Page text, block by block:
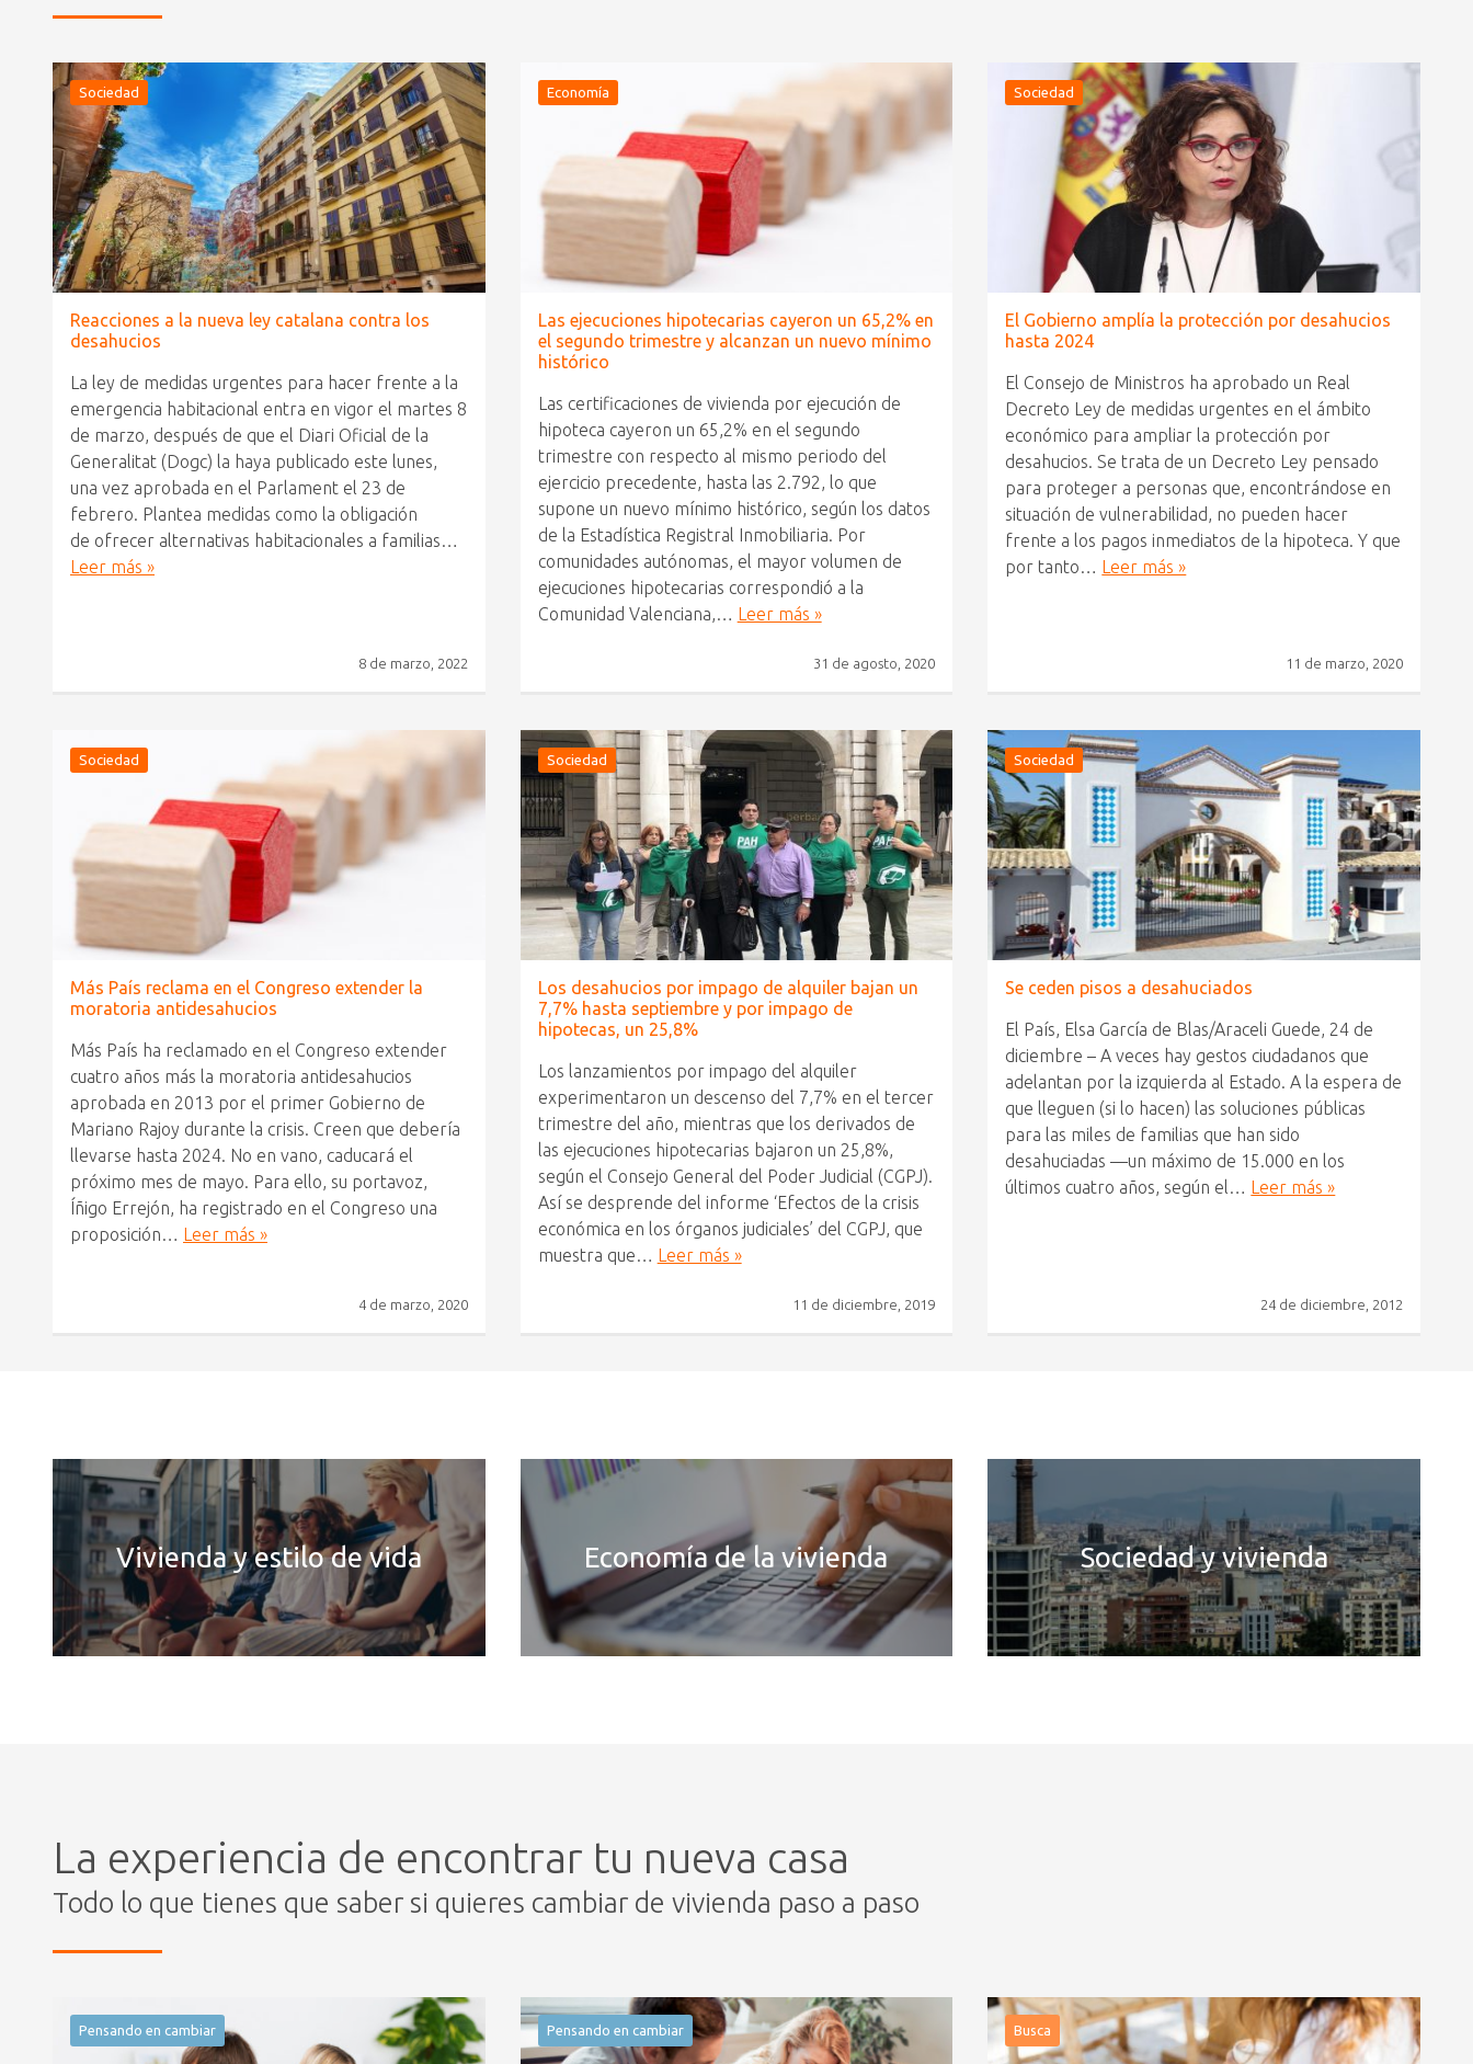
Sociedad
Reacciones a la nueva ley catalana contra los
desahucios
La ley de medidas urgentes para hacer frente a la
emergencia habitacional entra en vigor el martes 8
de marzo, después de que el Diari Oficial de la
Generalitat (Dogc) la haya publicado este lunes,
una vez aprobada en el Parlament el 23 de
febrero. Plantea medidas como la obligación
de ofrecer alternativas habitacionales a familias…
Leer más »
8 de marzo, 2022
Economía
Las ejecuciones hipotecarias cayeron un 65,2% en
el segundo trimestre y alcanzan un nuevo mínimo
histórico
Las certificaciones de vivienda por ejecución de
hipoteca cayeron un 65,2% en el segundo
trimestre con respecto al mismo periodo del
ejercicio precedente, hasta las 2.792, lo que
supone un nuevo mínimo histórico, según los datos
de la Estadística Registral Inmobiliaria. Por
comunidades autónomas, el mayor volumen de
ejecuciones hipotecarias correspondió a la
Comunidad Valenciana,… Leer más »
31 de agosto, 2020
Sociedad
El Gobierno amplía la protección por desahucios
hasta 2024
El Consejo de Ministros ha aprobado un Real
Decreto Ley de medidas urgentes en el ámbito
económico para ampliar la protección por
desahucios. Se trata de un Decreto Ley pensado
para proteger a personas que, encontrándose en
situación de vulnerabilidad, no pueden hacer
frente a los pagos inmediatos de la hipoteca. Y que
por tanto… Leer más »
11 de marzo, 2020
Sociedad
Más País reclama en el Congreso extender la
moratoria antidesahucios
Más País ha reclamado en el Congreso extender
cuatro años más la moratoria antidesahucios
aprobada en 2013 por el primer Gobierno de
Mariano Rajoy durante la crisis. Creen que debería
llevarse hasta 2024. No en vano, caducará el
próximo mes de mayo. Para ello, su portavoz,
Íñigo Errejón, ha registrado en el Congreso una
proposición… Leer más »
4 de marzo, 2020
Sociedad
Los desahucios por impago de alquiler bajan un
7,7% hasta septiembre y por impago de
hipotecas, un 25,8%
Los lanzamientos por impago del alquiler
experimentaron un descenso del 7,7% en el tercer
trimestre del año, mientras que los derivados de
las ejecuciones hipotecarias bajaron un 25,8%,
según el Consejo General del Poder Judicial (CGPJ).
Así se desprende del informe ‘Efectos de la crisis
económica en los órganos judiciales’ del CGPJ, que
muestra que… Leer más »
11 de diciembre, 2019
Sociedad
Se ceden pisos a desahuciados
El País, Elsa García de Blas/Araceli Guede, 24 de
diciembre – A veces hay gestos ciudadanos que
adelantan por la izquierda al Estado. A la espera de
que lleguen (si lo hacen) las soluciones públicas
para las miles de familias que han sido
desahuciadas —un máximo de 15.000 en los
últimos cuatro años, según el… Leer más »
24 de diciembre, 2012
Vivienda y estilo de vida Economía de la vivienda Sociedad y vivienda
La experiencia de encontrar tu nueva casa
Todo lo que tienes que saber si quieres cambiar de vivienda paso a paso
Pensando en cambiar Pensando en cambiar Busca